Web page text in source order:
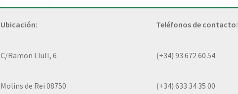
Ubicación:
C/Ramon Llull, 6
Molins de Rei 08750
Teléfonos de contacto:
(+34) 93 672 60 54
(+34) 633 34 35 00